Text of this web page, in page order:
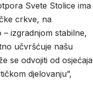
Svete Stolice ima
crkve, na
izgradnjom stabilne,
učvršćuje našu
se odvojiti od osjećaja
djelovanju”,